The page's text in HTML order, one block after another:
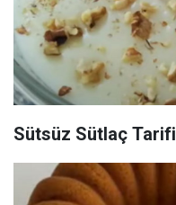
Sütsüz Sütlaç Tarifi